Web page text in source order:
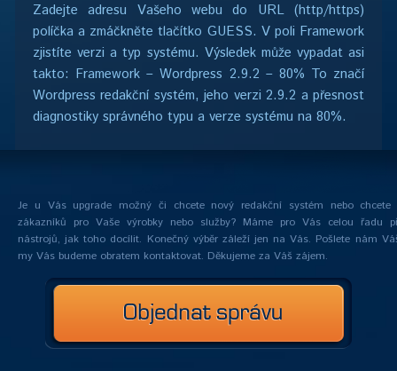
Zadejte adresu Vašeho webu do URL (http/https)
políčka a zmáčkněte tlačítko GUESS. V poli Framework
zjistíte verzi a typ systému. Výsledek může vypadat asi
takto: Framework – Wordpress 2.9.2 – 80% To značí
Wordpress redakční systém, jeho verzi 2.9.2 a přesnost
diagnostiky správného typu a verze systému na 80%.
Je u Vás upgrade možný či chcete nový redakční systém nebo chcete
zákazníků pro Vaše výrobky nebo služby? Máme pro Vás celou řadu
nástrojů, jak toho docílit. Konečný výběr záleží jen na Vás. Pošlete nám
my Vás budeme obratem kontaktovat. Děkujeme za Váš zájem.